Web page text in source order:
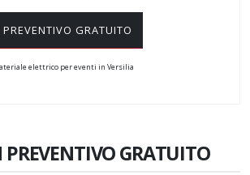
GRATUITO
elettrico per eventi in Versilia
GRATUITO